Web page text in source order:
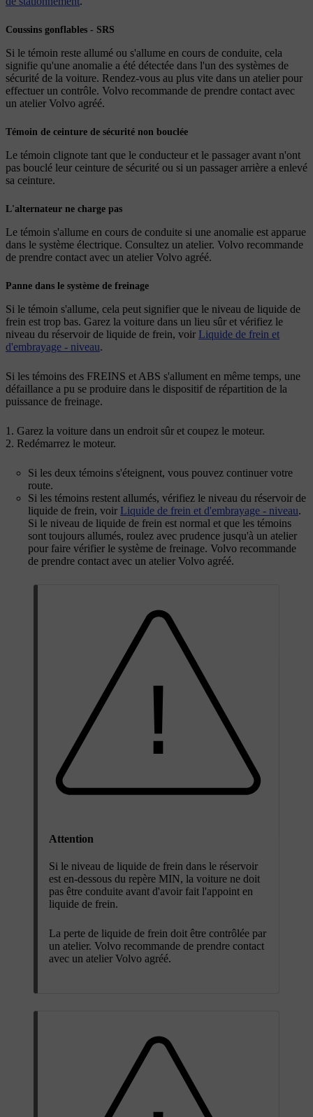
Coussins gonflables - SRS
Si le témoin reste allumé ou s'allume en cours de conduite, cela
signifie qu'une anomalie a été détectée dans l'un des systèmes de
sécurité de la voiture. Rendez-vous au plus vite dans un atelier pour
effectuer un contrôle. Volvo recommande de prendre contact avec
un atelier Volvo agréé.
Témoin de ceinture de sécurité non bouclée
Le témoin clignote tant que le conducteur et le passager avant n'ont
pas bouclé leur ceinture de sécurité ou si un passager arrière a enlevé
sa ceinture.
L'alternateur ne charge pas
Le témoin s'allume en cours de conduite si une anomalie est apparue
dans le système électrique. Consultez un atelier. Volvo recommande
de prendre contact avec un atelier Volvo agréé.
Panne dans le système de freinage
Si le témoin s'allume, cela peut signifier que le niveau de liquide de
frein est trop bas. Garez la voiture dans un lieu sûr et vérifiez le
niveau du réservoir de liquide de frein, voir Liquide de frein et
d'embrayage - niveau.
Si les témoins des FREINS et ABS s'allument en même temps, une
défaillance a pu se produire dans le dispositif de répartition de la
puissance de freinage.
Garez la voiture dans un endroit sûr et coupez le moteur.
Redémarrez le moteur.
Si les deux témoins s'éteignent, vous pouvez continuer votre
route.
Si les témoins restent allumés, vérifiez le niveau du réservoir de
liquide de frein, voir Liquide de frein et d'embrayage - niveau.
Si le niveau de liquide de frein est normal et que les témoins
sont toujours allumés, roulez avec prudence jusqu'à un atelier
pour faire vérifier le système de freinage. Volvo recommande
de prendre contact avec un atelier Volvo agréé.
Attention
Si le niveau de liquide de frein dans le réservoir
est en-dessous du repère MIN, la voiture ne doit
pas être conduite avant d'avoir fait l'appoint en
liquide de frein.
La perte de liquide de frein doit être contrôlée par
un atelier. Volvo recommande de prendre contact
avec un atelier Volvo agréé.